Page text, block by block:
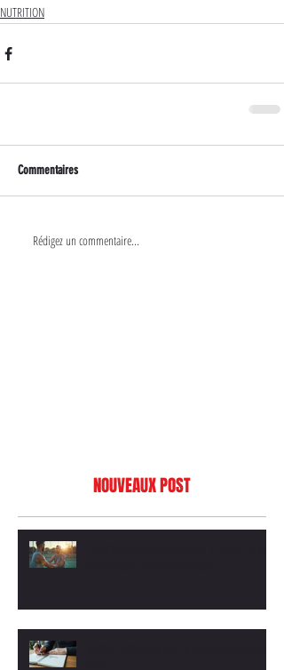
NUTRITION
Commentaires
Rédigez un commentaire...
NOUVEAUX POST